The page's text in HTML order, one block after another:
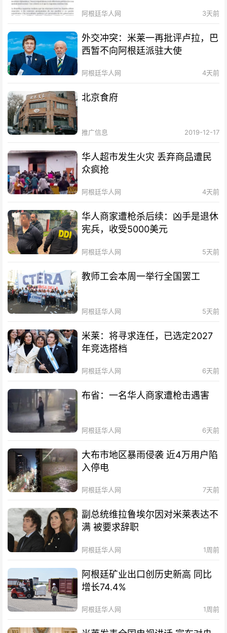
阿根廷华人网 3天前
外交冲突：米莱一再批评卢拉，巴
西暂不向阿根廷派驻大使
阿根廷华人网 4天前
北京食府
推广信息 2019-12-17
华人超市发生火灾 丢弃商品遭民
众疯抢
阿根廷华人网 4天前
华人商家遭枪杀后续：凶手是退休
宪兵，收受5000美元
阿根廷华人网 5天前
教师工会本周一举行全国罢工
阿根廷华人网 5天前
米莱：将寻求连任，已选定2027
年竞选搭档
阿根廷华人网 6天前
布省：一名华人商家遭枪击遇害
阿根廷华人网 6天前
大布市地区暴雨侵袭 近4万用户陷
入停电
阿根廷华人网 7天前
副总统维拉鲁埃尔因对米莱表达不
满 被要求辞职
阿根廷华人网 1周前
阿根廷矿业出口创历史新高 同比
增长74.4%
阿根廷华人网 1周前